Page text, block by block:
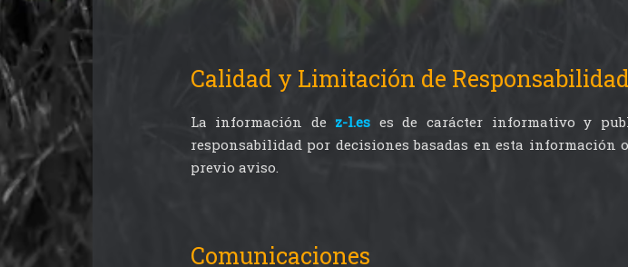
Calidad y Limitación de Responsabilidad
La información de z-l.es es de carácter informativo y
responsabilidad por decisiones basadas en esta
previo aviso.
Comunicaciones